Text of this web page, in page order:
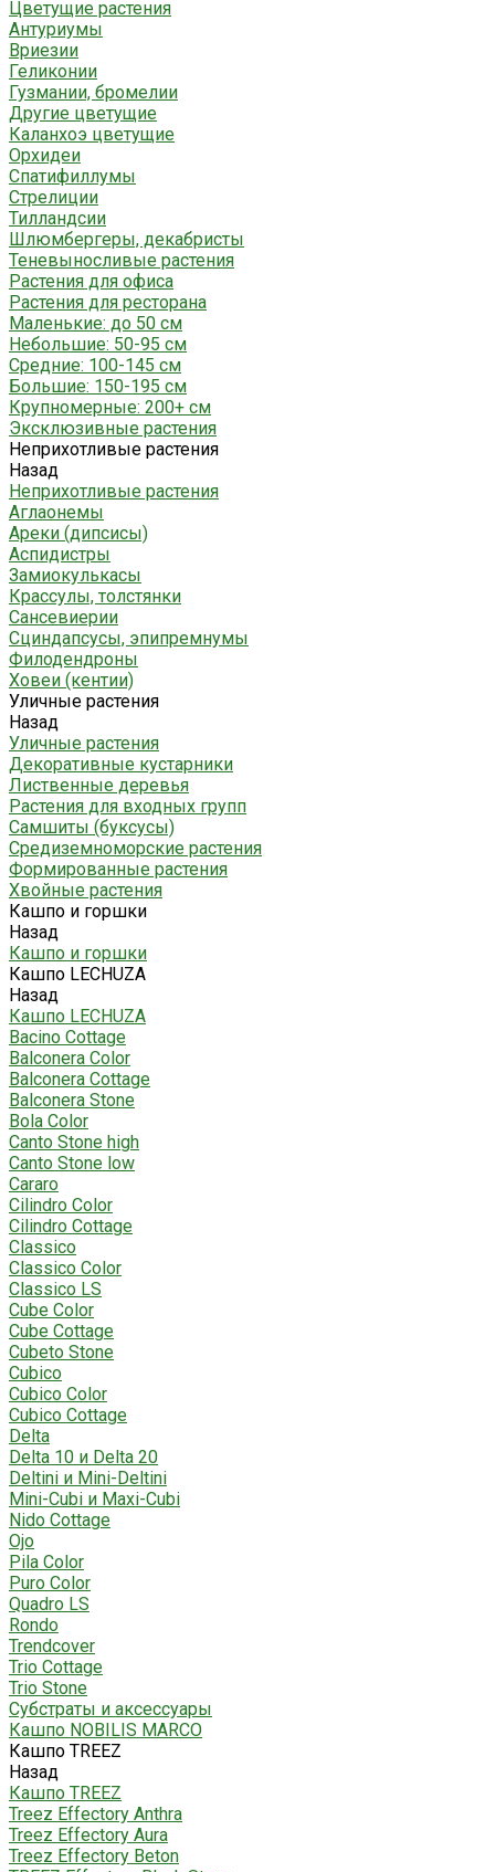
Цветущие растения
Антуриумы
Вриезии
Геликонии
Гузмании, бромелии
Другие цветущие
Каланхоэ цветущие
Орхидеи
Спатифиллумы
Стрелиции
Тилландсии
Шлюмбергеры, декабристы
Теневыносливые растения
Растения для офиса
Растения для ресторана
Маленькие: до 50 см
Небольшие: 50-95 см
Средние: 100-145 см
Большие: 150-195 см
Крупномерные: 200+ см
Эксклюзивные растения
Неприхотливые растения
Назад
Неприхотливые растения
Аглаонемы
Ареки (дипсисы)
Аспидистры
Замиокулькасы
Крассулы, толстянки
Сансевиерии
Сциндапсусы, эпипремнумы
Филодендроны
Ховеи (кентии)
Уличные растения
Назад
Уличные растения
Декоративные кустарники
Лиственные деревья
Растения для входных групп
Самшиты (буксусы)
Средиземноморские растения
Формированные растения
Хвойные растения
Кашпо и горшки
Назад
Кашпо и горшки
Кашпо LECHUZA
Назад
Кашпо LECHUZA
Bacino Cottage
Balconera Color
Balconera Cottage
Balconera Stone
Bola Color
Canto Stone high
Canto Stone low
Cararo
Cilindro Color
Cilindro Cottage
Classico
Classico Color
Classico LS
Cube Color
Cube Cottage
Cubeto Stone
Cubico
Cubico Color
Cubico Cottage
Delta
Delta 10 и Delta 20
Deltini и Mini-Deltini
Mini-Cubi и Maxi-Cubi
Nido Cottage
Ojo
Pila Color
Puro Color
Quadro LS
Rondo
Trendcover
Trio Cottage
Trio Stone
Субстраты и аксессуары
Кашпо NOBILIS MARCO
Кашпо TREEZ
Назад
Кашпо TREEZ
Treez Effectory Anthra
Treez Effectory Aura
Treez Effectory Beton